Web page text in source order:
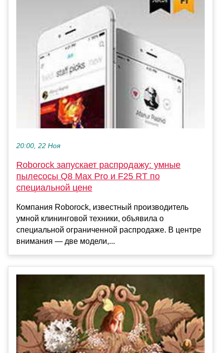
20:00, 22 Ноя
Roborock запускает распродажу: умные
пылесосы Q8 Max Pro и F25 RT по
специальной цене
Компания Roborock, известный производитель
умной клининговой техники, объявила о
специальной ограниченной распродаже. В центре
внимания — две модели,...